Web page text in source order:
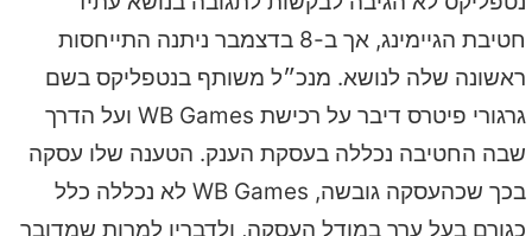
חטיבת הגיימינג, אך ב-8 בדצמבר ניתנה התייחסות
ראשונה שלה לנושא. מנכ״ל משותף בנטפליקס בשם
גרגורי פיטרס דיבר על רכישת WB Games ועל הדרך
שבה החטיבה נכללה בעסקת הענק. הטענה שלו עסקה
בכך שכהעסקה גובשה, WB Games לא נכללה כלל
כגורם בעל ערך במודל העסקה, ולדבריו למרות שמדובר